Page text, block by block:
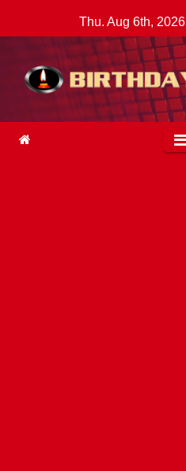
to
Thu. Aug 6th, 2026